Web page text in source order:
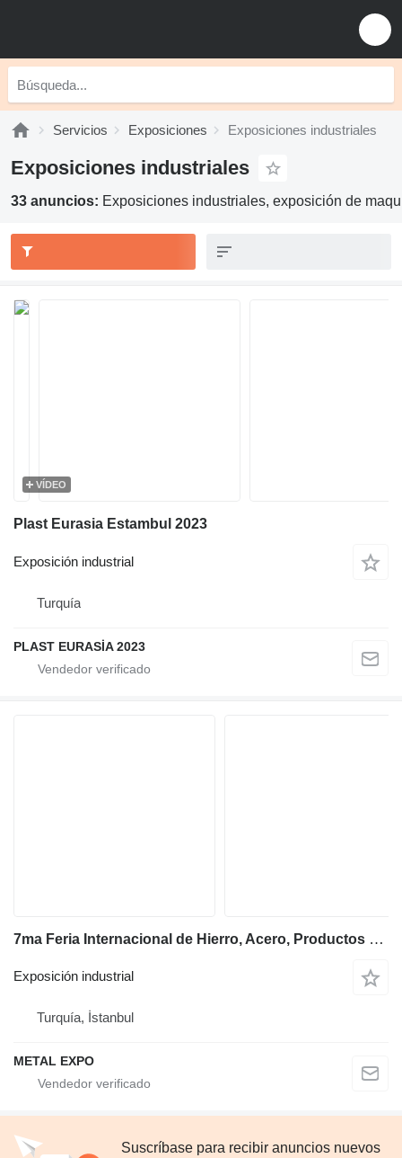
Servicios Exposiciones Exposiciones industriales
Exposiciones industriales
33 anuncios: Exposiciones industriales, exposición de
VÍDEO
Plast Eurasia Estambul 2023
Exposición industrial
Turquía
PLAST EURASİA 2023
7ma Feria Internacional de Hierro, Acero, Productos Metálicos y Tecnologías de Producción – METALEXPO reúne a la industria en Estambul
Exposición industrial
Turquía, İstanbul
METAL EXPO
Suscríbase para recibir anuncios nuevos